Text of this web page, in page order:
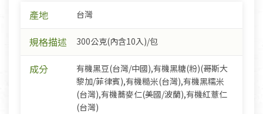
產地 台灣
規格描述 300公克(內含10入)/包
成分
有機黑豆(台灣/中國),有機黑糖(粉)(哥斯大
黎加/菲律賓),有機糙米(台灣),有機黑糯米
(台灣),有機蕎麥仁(美國/波蘭),有機紅薏仁
(台灣)